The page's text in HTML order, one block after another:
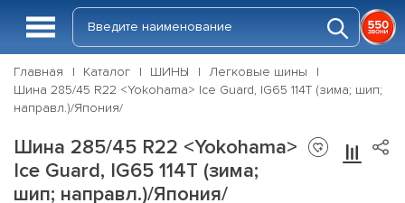
Главная Каталог ШИНЫ
Легковые шины
Шина 285/45 R22 <Yokohama> Ice Guard, IG65 114T (зима; шип;
направл.)/Япония/
Шина 285/45 R22 <Yokohama>
Ice Guard, IG65 114T (зима;
шип; направл.)/Япония/